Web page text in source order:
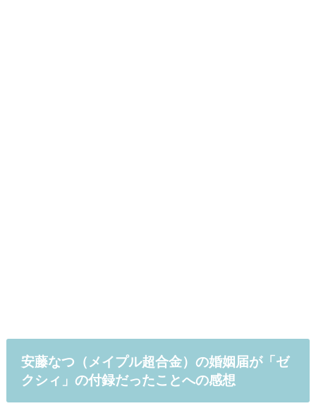
安藤なつ（メイプル超合金）の婚姻届が「ゼ
クシィ」の付録だったことへの感想